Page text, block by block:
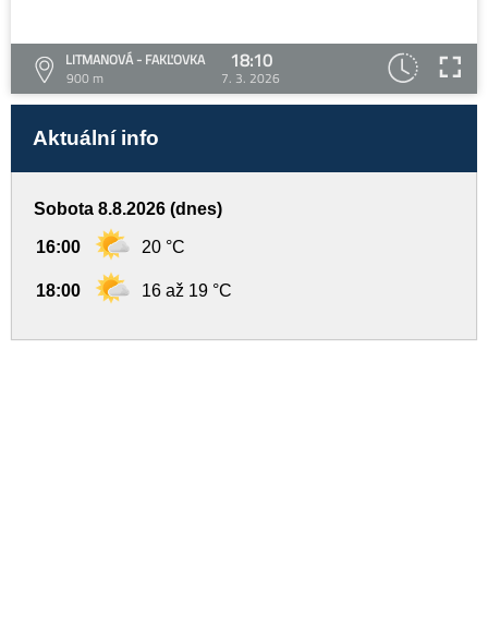
LITMANOVÁ - FAKĽOVKA
900 m
18:10
7. 3. 2026
Aktuální info
Sobota 8.8.2026 (dnes)
16:00 20 °C
18:00 16 až 19 °C